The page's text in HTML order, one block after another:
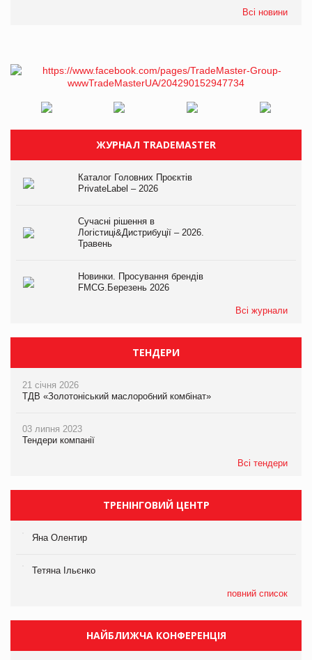
Всі новини
ЖУРНАЛ TRADEMASTER
Каталог Головних Проєктів
PrivateLabel – 2026
Сучасні рішення в
Логістиці&Дистрибуції – 2026.
Травень
Новинки. Просування брендів
FMCG.Березень 2026
Всі журнали
ТЕНДЕРИ
21 січня 2026
ТДВ «Золотоніський маслоробний комбінат»
03 липня 2023
Тендери компанії
Всі тендери
ТРЕНІНГОВИЙ ЦЕНТР
Яна Олентир
Тетяна Ільєнко
повний список
НАЙБЛИЖЧА КОНФЕРЕНЦІЯ